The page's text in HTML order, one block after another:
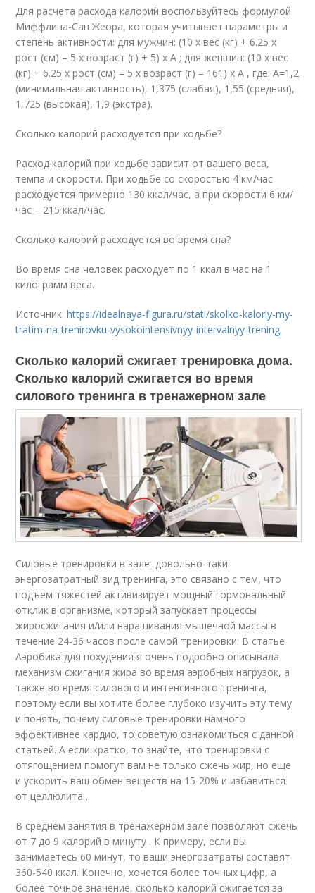
Для расчета расхода калорий воспользуйтесь формулой
Миффлина-Сан Жеора, которая учитывает параметры и
степень активности: для мужчин: (10 x вес (кг) + 6.25 x
рост (см) – 5 x возраст (г) + 5) x A ; для женщин: (10 x вес
(кг) + 6.25 x рост (см) – 5 x возраст (г) – 161) x A , где: А=1,2
(минимальная активность), 1,375 (слабая), 1,55 (средняя),
1,725 (высокая), 1,9 (экстра).
Сколько калорий расходуется при ходьбе?
Расход калорий при ходьбе зависит от вашего веса,
темпа и скорости. При ходьбе со скоростью 4 км/час
расходуется примерно 130 ккал/час, а при скорости 6 км/
час – 215 ккал/час.
Сколько калорий расходуется во время сна?
Во время сна человек расходует по 1 ккал в час на 1
килограмм веса.
Источник:https://idealnaya-figura.ru/stati/skolko-kaloriy-my-
tratim-na-trenirovku-vysokointensivnyy-intervalnyy-trening
Сколько калорий сжигает тренировка дома.
Сколько калорий сжигается во время
силового тренинга в тренажерном зале
Силовые тренировки в зале довольно-таки
энергозатратный вид тренинга, это связано с тем, что
подъем тяжестей активизирует мощный гормональный
отклик в организме, который запускает процессы
жиросжигания и/или наращивания мышечной массы в
течение 24-36 часов после самой тренировки. В статье
Аэробика для похудения я очень подробно описывала
механизм сжигания жира во время аэробных нагрузок, а
также во время силового и интенсивного тренинга,
поэтому если вы хотите более глубоко изучить эту тему
и понять, почему силовые тренировки намного
эффективнее кардио, то советую ознакомиться с данной
статьей. А если кратко, то знайте, что тренировки с
отягощением помогут вам не только сжечь жир, но еще
и ускорить ваш обмен веществ на 15-20% и избавиться
от целлюлита .
В среднем занятия в тренажерном зале позволяют сжечь
от 7 до 9 калорий в минуту . К примеру, если вы
занимаетесь 60 минут, то ваши энергозатраты составят
360-540 ккал. Конечно, хочется более точных цифр, а
более точное значение, сколько калорий сжигается за